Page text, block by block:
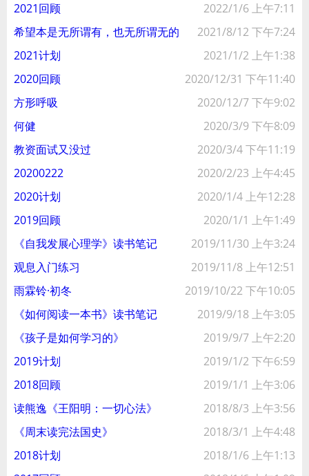
2021回顾
2022/1/6 上午7:11
希望本是无所谓有，也无所谓无的
2021/8/12 下午7:24
2021计划
2021/1/2 上午1:38
2020回顾
2020/12/31 下午11:40
方形呼吸
2020/12/7 下午9:02
何健
2020/3/9 下午8:09
教资面试又没过
2020/3/4 下午11:19
20200222
2020/2/23 上午4:45
2020计划
2020/1/4 上午12:28
2019回顾
2020/1/1 上午1:49
《自我发展心理学》读书笔记
2019/11/30 上午3:24
观息入门练习
2019/11/8 上午12:51
雨霖铃·初冬
2019/10/22 下午10:05
《如何阅读一本书》读书笔记
2019/9/18 上午3:05
《孩子是如何学习的》
2019/9/7 上午2:20
2019计划
2019/1/2 下午6:59
2018回顾
2019/1/1 上午3:06
读熊逸《王阳明：一切心法》
2018/8/3 上午3:56
《周末读完法国史》
2018/3/1 上午4:48
2018计划
2018/1/6 上午1:13